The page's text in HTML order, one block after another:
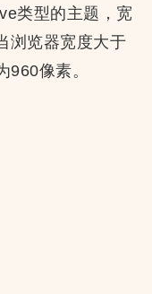
类型的主题，宽
浏览器宽度大于
像素。